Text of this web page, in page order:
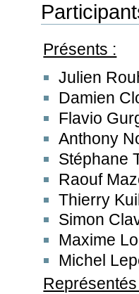
Présents :
Julien
Damien
Flavio
Anthony
Stéphane
Raouf
Thierry
Simon
Maxime
Michel